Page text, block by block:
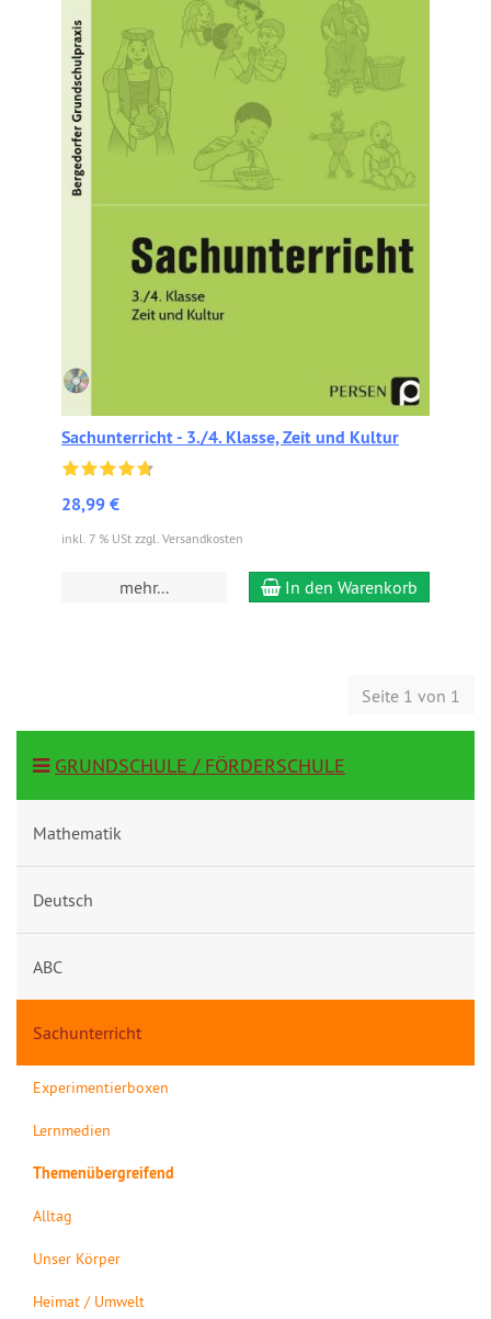
Sachunterricht - 3./4. Klasse, Zeit und Kultur
28,99 €
inkl. 7 % USt zzgl. Versandkosten
mehr... In den Warenkorb
Seite 1 von 1
GRUNDSCHULE / FÖRDERSCHULE
Mathematik
Deutsch
ABC
Sachunterricht
Experimentierboxen
Lernmedien
Themenübergreifend
Alltag
Unser Körper
Heimat / Umwelt